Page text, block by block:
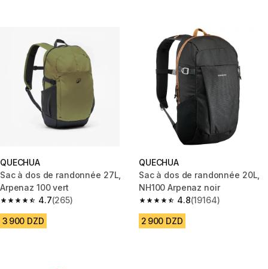
QUECHUA
Sac à dos de randonnée 27L,
Arpenaz 100 vert
4.7
4.7 out of 5 stars from 265 reviews
(265)
3 900 DZD
QUECHUA
Sac à dos de randonnée 20L,
NH100 Arpenaz noir
4.8
4.8 out of 5 stars from 19164
(19164)
2 900 DZD